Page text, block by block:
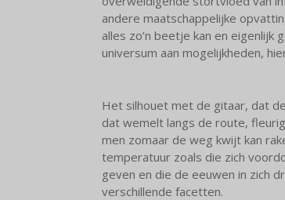
andere maatschappelijke
alles zo’n beetje kan en
universum aan mogelijkheden,
Het silhouet met de gitaar, dat
dat wemelt langs de route,
men zomaar de weg kwijt kan
temperatuur zoals die zich
geven en die de eeuwen in zich
verschillende facetten.